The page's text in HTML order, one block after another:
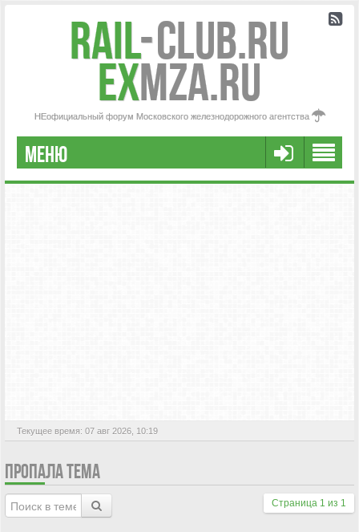
Rail-Club.RU
exMZA.RU
НЕофициальный форум Московского железнодорожного агентства
МЕНЮ
РЕГИСТРАЦИЯ
Текущее время: 07 авг 2026, 10:19
ПРОПАЛА ТЕМА
Страница 1 из 1